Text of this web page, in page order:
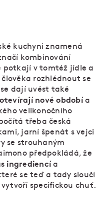
kuchyni znamená
kombinování
potkají v tomtéž jídle a
rozhlédnout se
dají uvést také
nové obdobía
velikonočního
třeba česká
jarní špenát s vejci
se strouhaným
předpokládá, že
ingrediencí a
se teď a tady sloučí
specifickou chuť.